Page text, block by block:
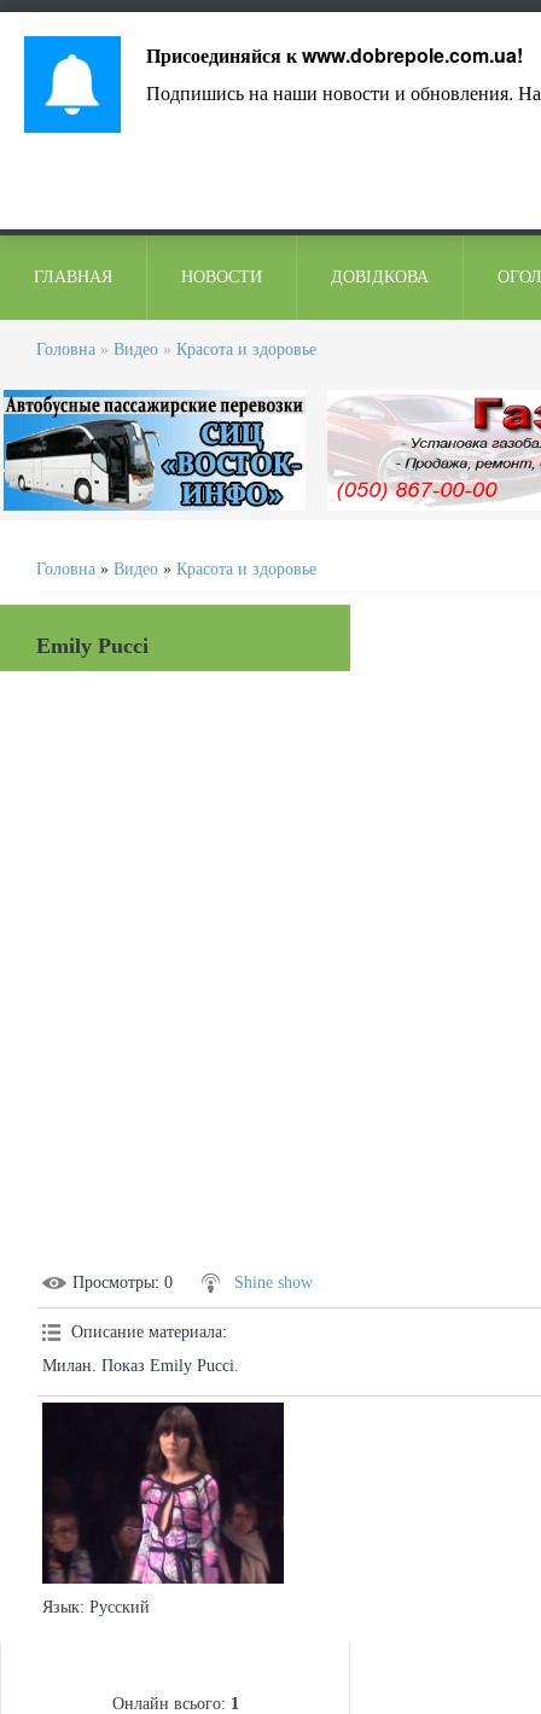
ГЛАВНАЯ НОВОСТИ ДОВІДКОВА
Головна » Видео » Красота и здоровье
Головна » Видео » Красота и здоровье
Emily Pucci
Просмотры: 0 Shine show
Описание материала:
Милан. Показ Emily Pucci.
Язык: Русский
Онлайн всього: 1
Присоединяйся кwww.dobrepole.com.ua!
Подпишись на наши новости и обновления.